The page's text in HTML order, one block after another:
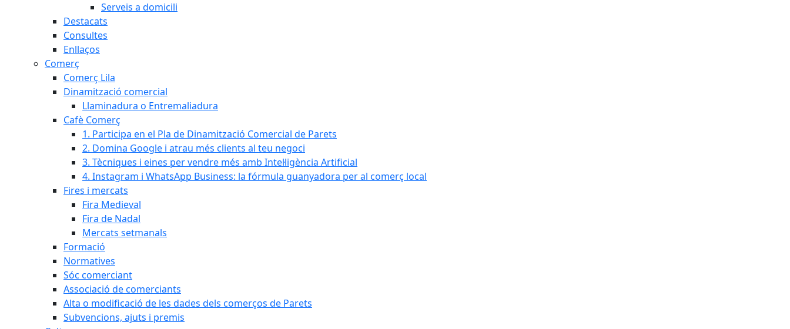
Serveis a domicili
Destacats
Consultes
Enllaços
Comerç
Comerç Lila
Dinamització comercial
Llaminadura o Entremaliadura
Cafè Comerç
1. Participa en el Pla de Dinamització Comercial de Parets
2. Domina Google i atrau més clients al teu negoci
3. Tècniques i eines per vendre més amb Intel·ligència Artificial
4. Instagram i WhatsApp Business: la fórmula guanyadora per al comerç local
Fires i mercats
Fira Medieval
Fira de Nadal
Mercats setmanals
Formació
Normatives
Sóc comerciant
Associació de comerciants
Alta o modificació de les dades dels comerços de Parets
Subvencions, ajuts i premis